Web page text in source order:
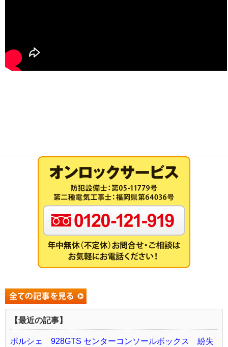
【最近の記事】
ポルシェ 928GTS センターコンソールボックス 紛失